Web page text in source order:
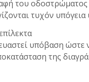
του οδοστρώματος
τυχόν υπόγεια
υπόβαση ώστε
της